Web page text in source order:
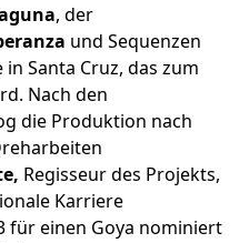
, der
und Sequenzen
Santa Cruz, das zum
Nach den
die Produktion nach
Regisseur des Projekts,
Karriere
für einen Goya nominiert